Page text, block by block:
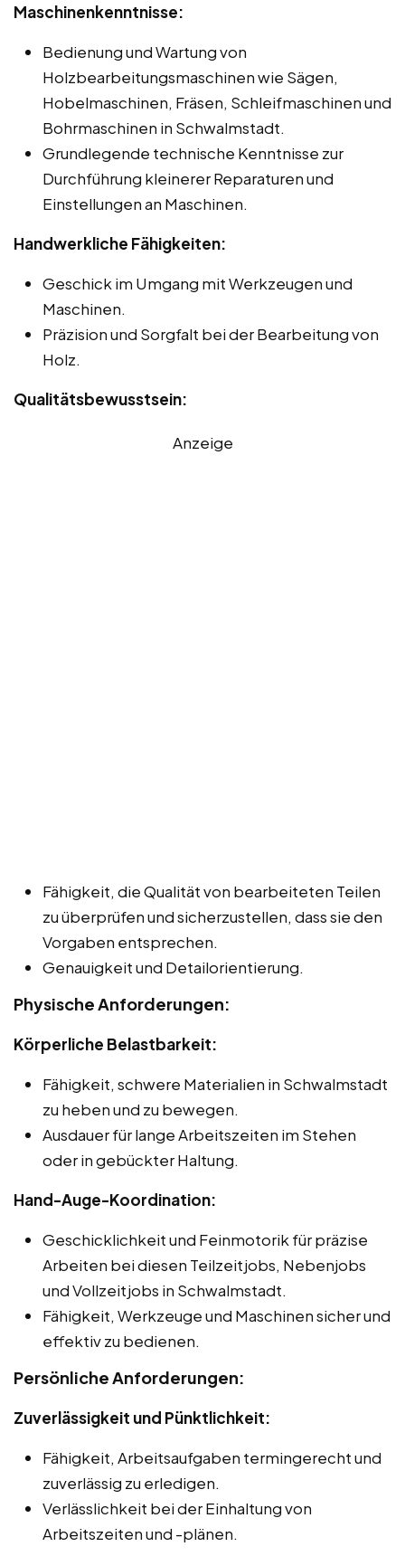
Maschinenkenntnisse:
Bedienung und Wartung von
Holzbearbeitungsmaschinen wie Sägen,
Hobelmaschinen, Fräsen, Schleifmaschinen und
Bohrmaschinen in Schwalmstadt.
Grundlegende technische Kenntnisse zur
Durchführung kleinerer Reparaturen und
Einstellungen an Maschinen.
Handwerkliche Fähigkeiten:
Geschick im Umgang mit Werkzeugen und
Maschinen.
Präzision und Sorgfalt bei der Bearbeitung von
Holz.
Qualitätsbewusstsein:
Anzeige
Fähigkeit, die Qualität von bearbeiteten Teilen
zu überprüfen und sicherzustellen, dass sie den
Vorgaben entsprechen.
Genauigkeit und Detailorientierung.
Physische Anforderungen:
Körperliche Belastbarkeit:
Fähigkeit, schwere Materialien in Schwalmstadt
zu heben und zu bewegen.
Ausdauer für lange Arbeitszeiten im Stehen
oder in gebückter Haltung.
Hand-Auge-Koordination:
Geschicklichkeit und Feinmotorik für präzise
Arbeiten bei diesen Teilzeitjobs, Nebenjobs
und Vollzeitjobs in Schwalmstadt.
Fähigkeit, Werkzeuge und Maschinen sicher und
effektiv zu bedienen.
Persönliche Anforderungen:
Zuverlässigkeit und Pünktlichkeit:
Fähigkeit, Arbeitsaufgaben termingerecht und
zuverlässig zu erledigen.
Verlässlichkeit bei der Einhaltung von
Arbeitszeiten und -plänen.